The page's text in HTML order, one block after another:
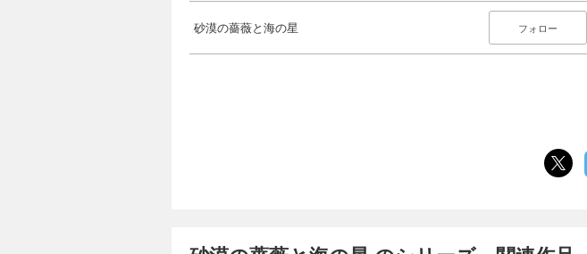
砂漠の薔薇と海の星 フォロー